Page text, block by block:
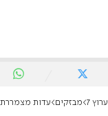
ערוץ 7 מבזקים עדות מצמררת של